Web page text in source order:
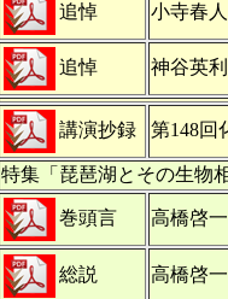
追悼 小寺春人
追悼 神谷英利
講演抄録 第148回
特集「琵琶湖とその生物
巻頭言 高橋啓一
総説 高橋啓一